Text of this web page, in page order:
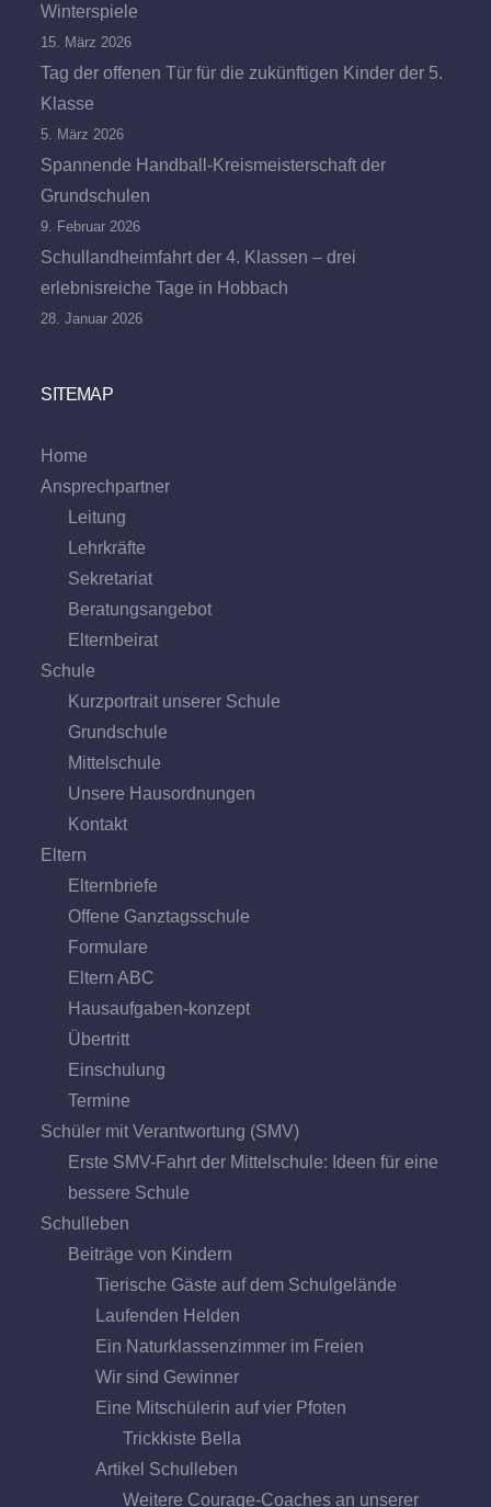
Winterspiele
15. März 2026
Tag der offenen Tür für die zukünftigen Kinder der 5.
Klasse
5. März 2026
Spannende Handball-Kreismeisterschaft der
Grundschulen
9. Februar 2026
Schullandheimfahrt der 4. Klassen – drei
erlebnisreiche Tage in Hobbach
28. Januar 2026
SITEMAP
Home
Ansprechpartner
Leitung
Lehrkräfte
Sekretariat
Beratungs­angebot
Eltern­beirat
Schule
Kurzportrait unserer Schule
Grund­schule
Mittel­schule
Unsere Hausordnungen
Kontakt
Eltern
Elternbriefe
Offene Ganz­tags­schule
Formulare
Eltern ABC
Hausaufgaben-konzept
Übertritt
Einschulung
Termine
Schüler mit Verantwortung (SMV)
Erste SMV-Fahrt der Mittelschule: Ideen für eine
bessere Schule
Schulleben
Beiträge von Kindern
Tierische Gäste auf dem Schulgelände
Laufenden Helden
Ein Naturklassenzimmer im Freien
Wir sind Gewinner
Eine Mitschülerin auf vier Pfoten
Trickkiste Bella
Artikel Schulleben
Weitere Courage-Coaches an unserer